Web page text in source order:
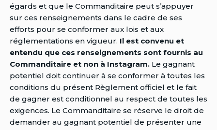
égards et que le Commanditaire peut s’appuyer
sur ces renseignements dans le cadre de ses
efforts pour se conformer aux lois et aux
réglementations en vigueur. Il est convenu et
entendu que ces renseignements sont fournis au
Commanditaire et non à Instagram. Le gagnant
potentiel doit continuer à se conformer à toutes les
conditions du présent Règlement officiel et le fait
de gagner est conditionnel au respect de toutes les
exigences. Le Commanditaire se réserve le droit de
demander au gagnant potentiel de présenter une